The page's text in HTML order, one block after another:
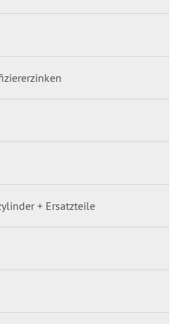
+ Ersatzteile